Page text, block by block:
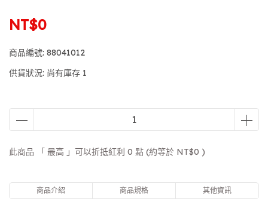
NT$0
商品編號: 88041012
供貨狀況: 尚有庫存 1
此商品 「 最高 」可以折抵紅利 0 點 (約等於 NT$0 )
商品介紹 商品規格 其他資訊